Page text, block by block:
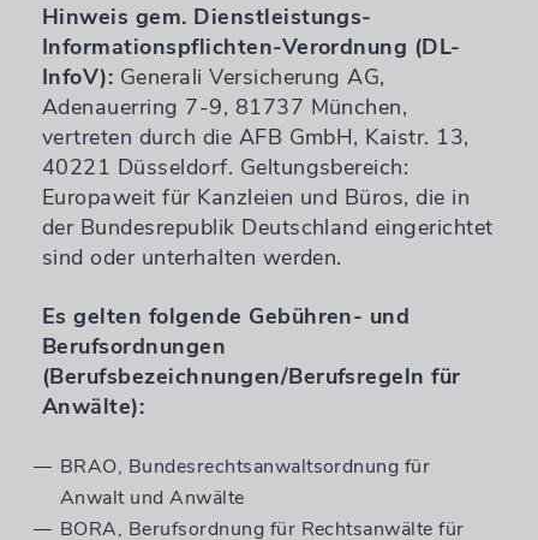
Hinweis gem. Dienstleistungs-
Informationspflichten-Verordnung (DL-
InfoV): Generali Versicherung AG,
Adenauerring 7-9, 81737 München,
vertreten durch die AFB GmbH, Kaistr. 13,
40221 Düsseldorf. Geltungsbereich:
Europaweit für Kanzleien und Büros, die in
der Bundesrepublik Deutschland eingerichtet
sind oder unterhalten werden.
Es gelten folgende Gebühren- und
Berufsordnungen
(Berufsbezeichnungen/Berufsregeln für
Anwälte):
BRAO, Bundesrechtsanwaltsordnung für
Anwalt und Anwälte
BORA, Berufsordnung für Rechtsanwälte für